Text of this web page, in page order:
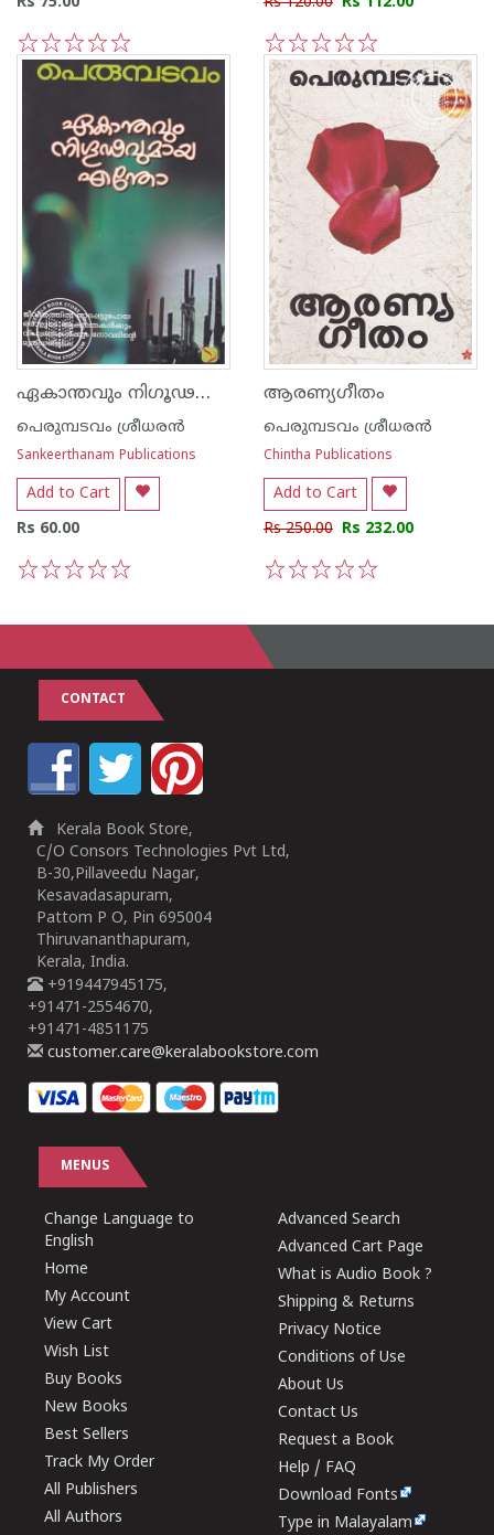
5
4
3
2
1 5
4
3
2
1
ഏകാന്തവും നിഗൂഢവുമായ എന്തോ
പെരുമ്പടവം ശ്രീധര‌ന്‍
Sankeerthanam Publications
Add to Cart
Rs 60.00
ആരണ്യഗീതം
പെരുമ്പടവം ശ്രീധര‌ന്‍
Chintha Publications
Add to Cart
Rs 250.00 Rs 232.00
CONTACT
Kerala Book Store,
C/O Consors Technologies Pvt Ltd,
B-30,Pillaveedu Nagar,
Kesavadasapuram,
Pattom P O, Pin 695004
Thiruvananthapuram,
Kerala, India.
+919447945175,
+91471-2554670,
+91471-4851175
customer.care@keralabookstore.com
MENUS
Change Language to
English
Home
My Account
View Cart
Wish List
Buy Books
New Books
Best Sellers
Track My Order
All Publishers
All Authors
Advanced Search
Advanced Cart Page
What is Audio Book ?
Shipping & Returns
Privacy Notice
Conditions of Use
About Us
Contact Us
Request a Book
Help / FAQ
Download Fonts
Type in Malayalam